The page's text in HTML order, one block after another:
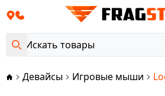
Девайсы Игровые мыши